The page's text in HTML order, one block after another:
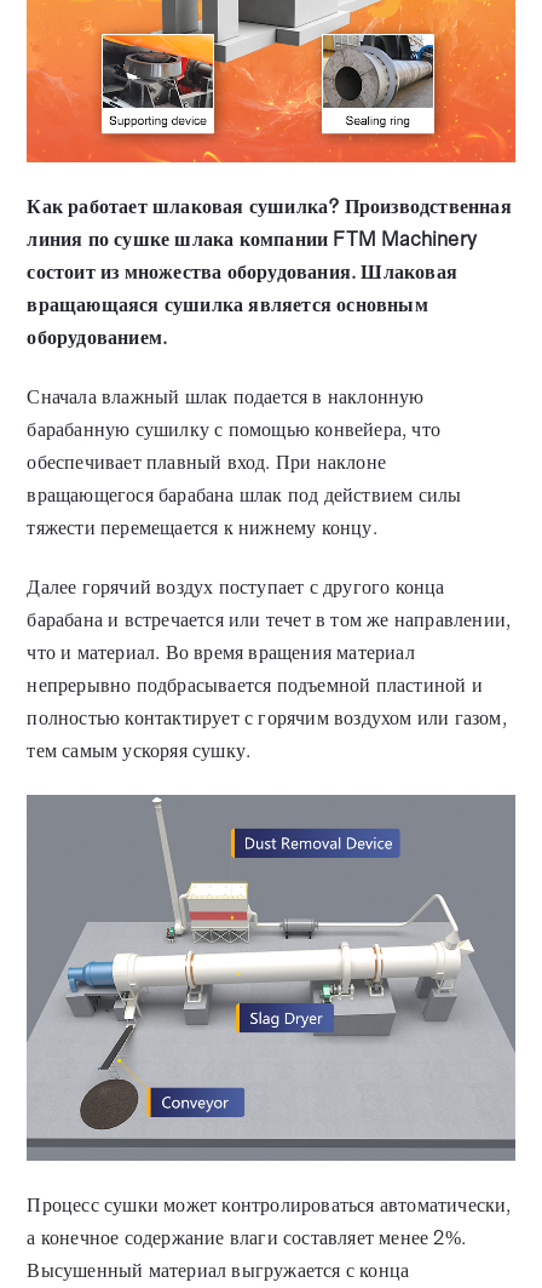
Как работает шлаковая сушилка? Производственная
линия по сушке шлака компании FTM Machinery
состоит из множества оборудования. Шлаковая
вращающаяся сушилка является основным
оборудованием.
Сначала влажный шлак подается в наклонную
барабанную сушилку с помощью конвейера, что
обеспечивает плавный вход. При наклоне
вращающегося барабана шлак под действием силы
тяжести перемещается к нижнему концу.
Далее горячий воздух поступает с другого конца
барабана и встречается или течет в том же направлении,
что и материал. Во время вращения материал
непрерывно подбрасывается подъемной пластиной и
полностью контактирует с горячим воздухом или газом,
тем самым ускоряя сушку.
Процесс сушки может контролироваться автоматически,
а конечное содержание влаги составляет менее 2%.
Высушенный материал выгружается с конца